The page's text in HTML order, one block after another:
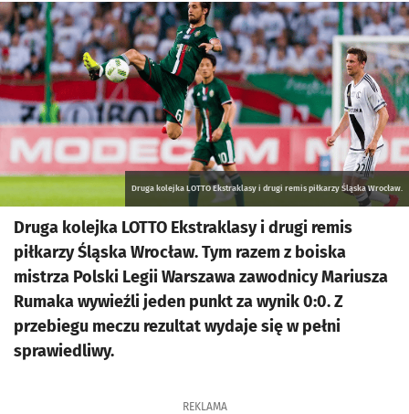
Kliknij, aby powiększyć
Druga kolejka LOTTO Ekstraklasy i drugi remis piłkarzy Śląska Wrocław.
Druga kolejka LOTTO Ekstraklasy i drugi remis
piłkarzy Śląska Wrocław. Tym razem z boiska
mistrza Polski Legii Warszawa zawodnicy Mariusza
Rumaka wywieźli jeden punkt za wynik 0:0. Z
przebiegu meczu rezultat wydaje się w pełni
sprawiedliwy.
REKLAMA